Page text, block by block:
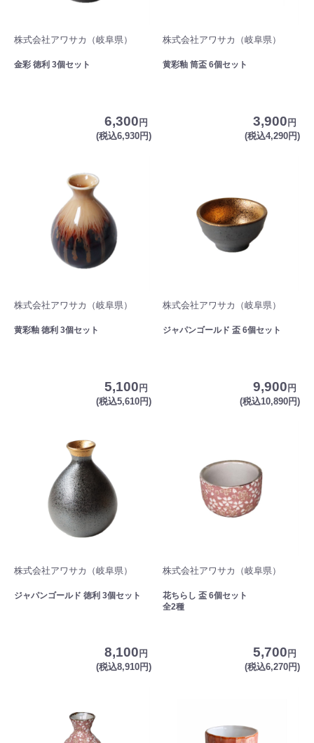
株式会社アワサカ（岐阜県）
金彩 徳利 3個セット
6,300 円
(税込6,930円)
株式会社アワサカ（岐阜県）
黄彩釉 筒盃 6個セット
3,900 円
(税込4,290円)
株式会社アワサカ（岐阜県）
黄彩釉 徳利 3個セット
5,100 円
(税込5,610円)
株式会社アワサカ（岐阜県）
ジャパンゴールド 盃 6個セット
9,900 円
(税込10,890円)
株式会社アワサカ（岐阜県）
ジャパンゴールド 徳利 3個セット
8,100 円
(税込8,910円)
株式会社アワサカ（岐阜県）
花ちらし 盃 6個セット
全2種
5,700 円
(税込6,270円)